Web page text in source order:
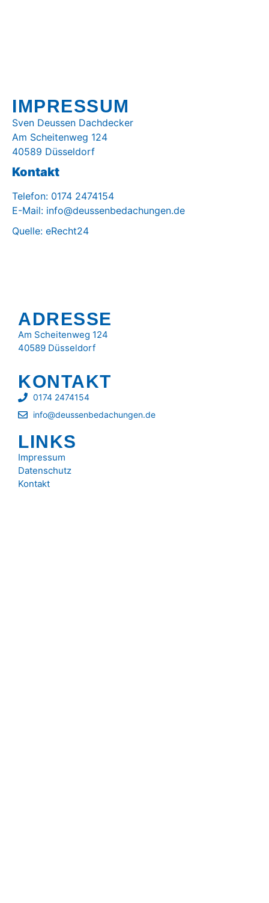
IMPRESSUM
Sven Deussen Dachdecker
Am Scheitenweg 124
40589 Düsseldorf
Kontakt
Telefon: 0174 2474154
E-Mail: info@deussenbedachungen.de
Quelle: eRecht24
ADRESSE
Am Scheitenweg 124
40589 Düsseldorf
KONTAKT
0174 2474154
info@deussenbedachungen.de
LINKS
Impressum
Datenschutz
Kontakt